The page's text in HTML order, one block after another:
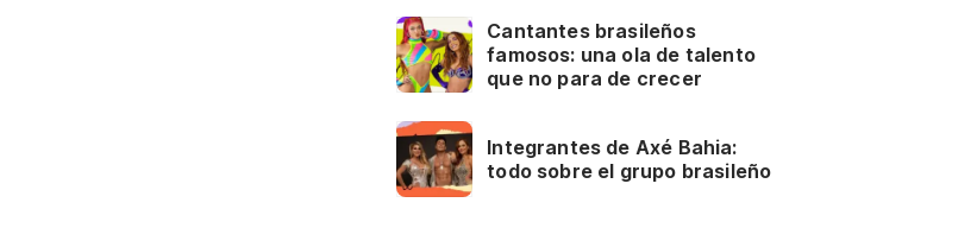
Cantantes brasileños
famosos: una ola de talento
que no para de crecer
Integrantes de Axé Bahia:
todo sobre el grupo brasileño